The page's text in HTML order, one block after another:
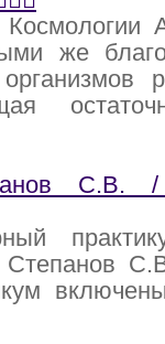
же
С.В. /